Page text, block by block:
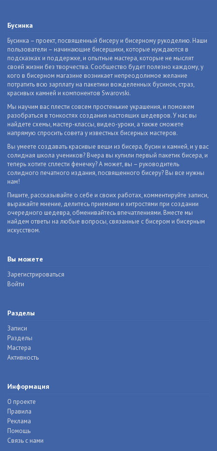
Бусинка
Бусинка – проект, посвященный бисеру и бисерному рукоделию. Наши
пользователи – начинающие бисерщики, которые нуждаются в
подсказках и поддержке, и опытные мастера, которые не мыслят
своей жизни без творчества. Сообщество будет полезно каждому, у
кого в бисерном магазине возникает непреодолимое желание
потратить всю зарплату на пакетики вожделенных бусинок, страз,
красивых камней и компонентов Swarovski.
Мы научим вас плести совсем простенькие украшения, и поможем
разобраться в тонкостях создания настоящих шедевров. У нас вы
найдете схемы, мастер-классы, видео-уроки, а также сможете
напрямую спросить совета у известных бисерных мастеров.
Вы умеете создавать красивые вещи из бисера, бусин и камней, и у вас
солидная школа учеников? Вчера вы купили первый пакетик бисера, и
теперь хотите сплести фенечку? А может, вы – руководитель
солидного печатного издания, посвященного бисеру? Вы все нужны
нам!
Пишите, рассказывайте о себе и своих работах, комментируйте записи,
выражайте мнение, делитесь приемами и хитростями при создании
очередного шедевра, обменивайтесь впечатлениями. Вместе мы
найдем ответы на любые вопросы, связанные с бисером и бисерным
искусством.
Вы можете
Зарегистрироваться
Войти
Разделы
Записи
Разделы
Мастера
Активность
Информация
О проекте
Правила
Реклама
Помощь
Связь с нами